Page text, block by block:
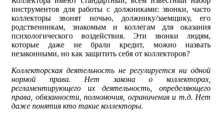
инструментов для работы с должниками: звонки, часто
коллекторы звонят ночью, должнику/заемщику, его
родственникам, знакомым и коллегам для оказания
психологического воздействия. Эти звонки людям,
которые даже не брали кредит, можно назвать
незаконными, но как защитить себя от коллекторов?
Коллекторская деятельность не регулируется ни одной
нормой права. Нет закона о коллекторах,
регламентирующего их деятельность, определяющего
права, обязанности, полномочия, ограничения и т.д. Нет
даже понятия кто такие коллекторы.